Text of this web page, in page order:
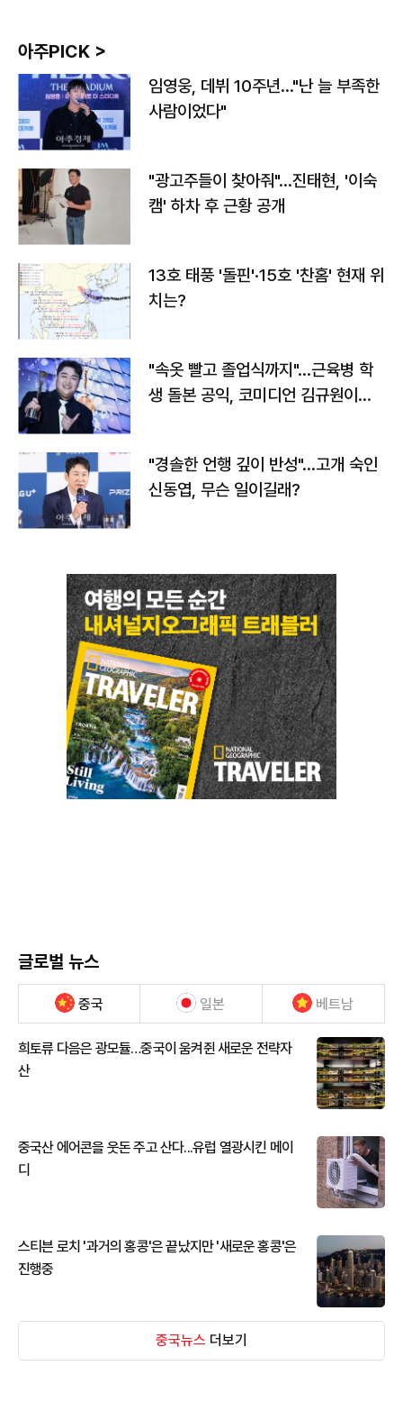
아주PICK >
임영웅, 데뷔 10주년…"난 늘 부족한
사람이었다"
"광고주들이 찾아줘"…진태현, '이숙
캠' 하차 후 근황 공개
13호 태풍 '돌핀'·15호 '찬홈' 현재 위
치는?
"속옷 빨고 졸업식까지"…근육병 학
생 돌본 공익, 코미디언 김규원이었
"경솔한 언행 깊이 반성"…고개 숙인
신동엽, 무슨 일이길래?
글로벌 뉴스
중국 일본 베트남
희토류 다음은 광모듈…중국이 움켜쥔 새로운 전략자
산
중국산 에어콘을 웃돈 주고 산다...유럽 열광시킨 메이
디
스티븐 로치 '과거의 홍콩'은 끝났지만 '새로운 홍콩'은
진행중
중국뉴스 더보기